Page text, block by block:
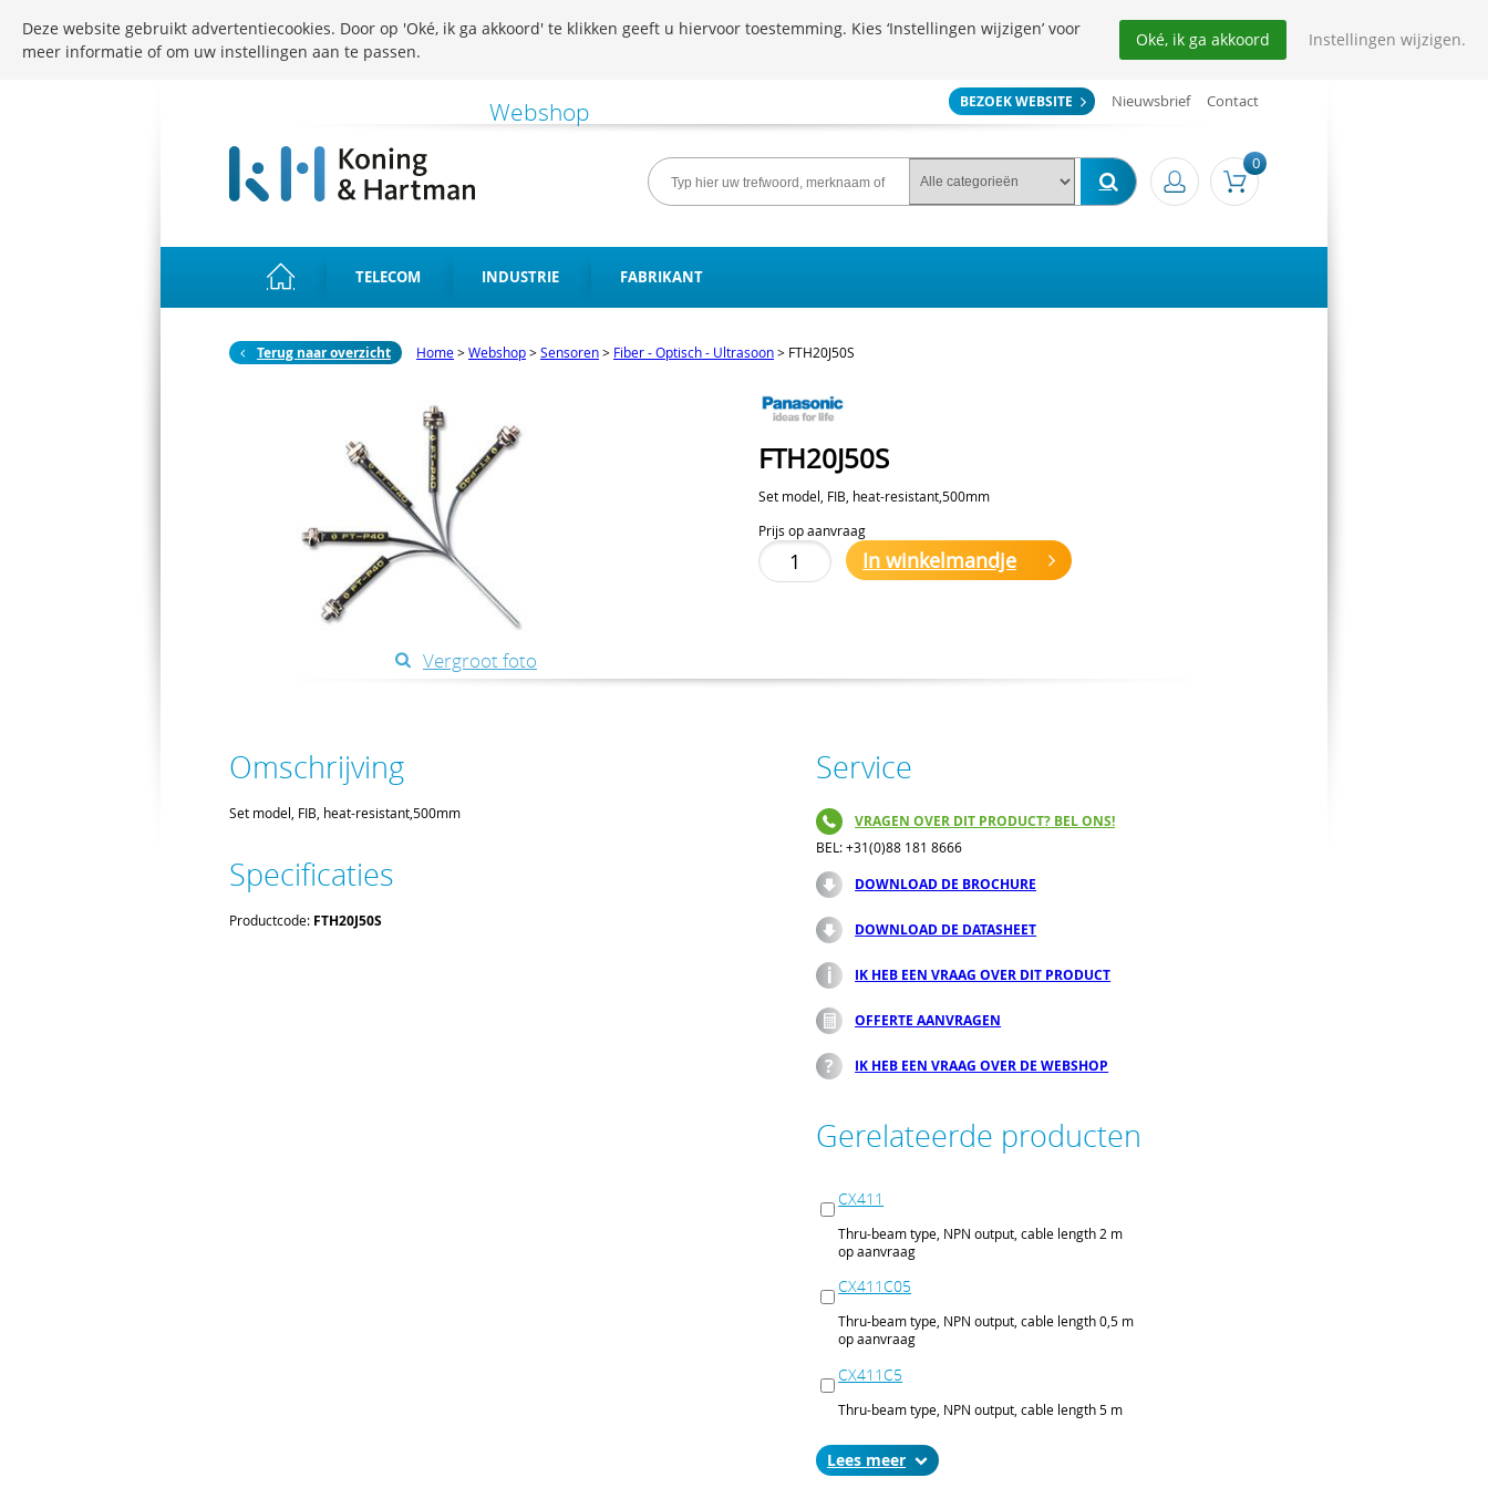
BEZOEK WEBSITE Nieuwsbrief Contact
0
TELECOM INDUSTRIE FABRIKANT
Terug naar overzicht Home>Webshop>Sensoren> Fiber - Optisch - Ultrasoon> FTH20J50S
Vergroot foto
FTH20J50S
Set model, FIB, heat-resistant,500mm
Prijs op aanvraag
In winkelmandje
Omschrijving
Set model, FIB, heat-resistant,500mm
Specificaties
Productcode: FTH20J50S
Service
VRAGEN OVER DIT PRODUCT? BEL ONS!
BEL: +31(0)88 181 8666
DOWNLOAD DE BROCHURE
DOWNLOAD DE DATASHEET
IK HEB EEN VRAAG OVER DIT PRODUCT
OFFERTE AANVRAGEN
IK HEB EEN VRAAG OVER DE WEBSHOP
Gerelateerde producten
CX411
Thru-beam type, NPN output, cable length 2 m
op aanvraag
CX411C05
Thru-beam type, NPN output, cable length 0,5 m
op aanvraag
CX411C5
Thru-beam type, NPN output, cable length 5 m
CX411J
Lees
Deze website gebruikt advertentiecookies. Door op 'Oké, ik ga akkoord' te klikken geeft u hiervoor toestemming. Kies ‘Instellingen wijzigen’ voor
meer informatie of om uw instellingen aan te passen.
Oké, ik ga akkoord Instellingen wijzigen.